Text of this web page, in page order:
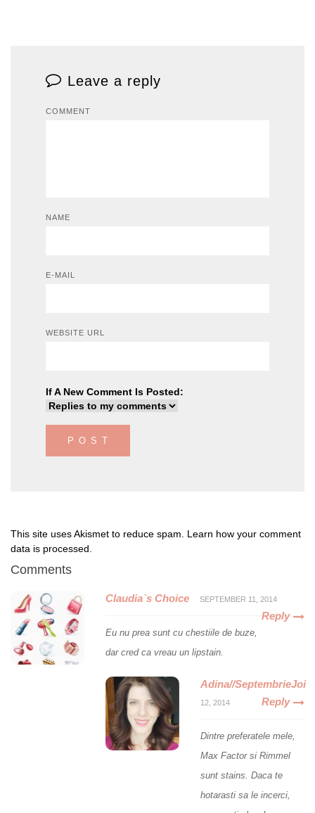
Leave a reply
COMMENT
NAME
E-MAIL
WEBSITE URL
If A New Comment Is Posted:
This site uses Akismet to reduce spam. Learn how your comment
data is processed
Comments
Claudia`s Choice SEPTEMBER 11, 2014
Reply
Eu nu prea sunt cu chestiile de buze,
dar cred ca vreau un lipstain.
Adina//SeptembrieJoi
12, 2014 Reply
Dintre preferatele mele,
Max Factor si Rimmel
sunt stains. Daca te
hotarasti sa le incerci,